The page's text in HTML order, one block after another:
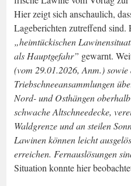
Hier zeigt sich anschaulich,
Lageberichten zutreffend sind.
„heimtückischen
als Hauptgefahr” gewarnt.
(vom 29.01.2026, Anm.)
Triebschneeansammlungen
Nord- und Osthängen
schwache Altschneedecke,
Waldgrenze und an steilen
Lawinen können leicht
erreichen. Fernauslösungen
Situation konnte hier